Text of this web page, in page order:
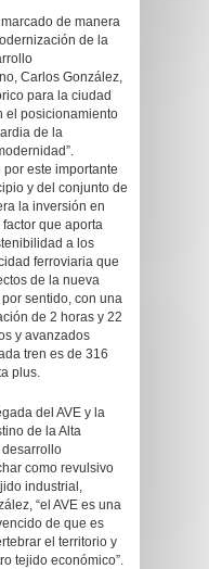
de manera
de la
Carlos González,
para la ciudad
el posicionamiento
de la
este importante
y del conjunto de
la inversión en
que aporta
a los
ferroviaria que
de la nueva
sentido, con una
de 2 horas y 22
y avanzados
tren es de 316
plus.
del AVE y la
de la Alta
como revulsivo
industrial,
“el AVE es una
de que es
el territorio y
tejido económico”.